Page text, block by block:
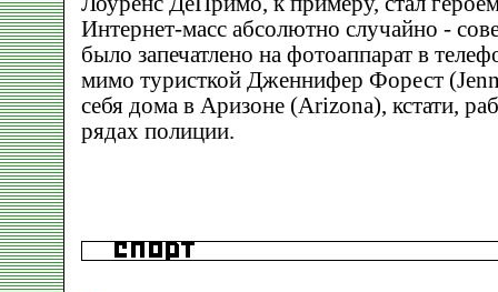
Интернет-масс абсолютно случайно -
было запечатлено на фотоаппарат в
мимо туристкой Дженнифер Форест
себя дома в Аризоне (Arizona), кстати,
рядах полиции.